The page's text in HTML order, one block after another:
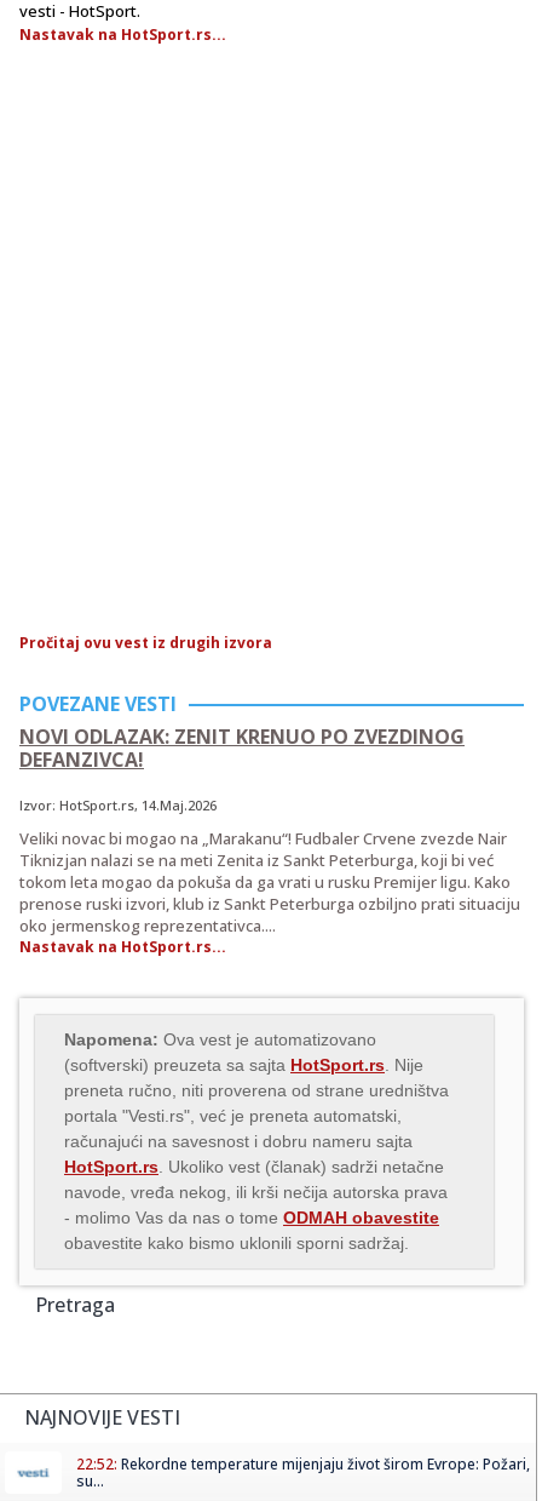
vesti - HotSport.
Nastavak na HotSport.rs...
Pročitaj ovu vest iz drugih izvora
POVEZANE VESTI
NOVI ODLAZAK: ZENIT KRENUO PO ZVEZDINOG
DEFANZIVCA!
Izvor: HotSport.rs, 14.Maj.2026
Veliki novac bi mogao na „Marakanu“! Fudbaler Crvene zvezde Nair
Tiknizjan nalazi se na meti Zenita iz Sankt Peterburga, koji bi već
tokom leta mogao da pokuša da ga vrati u rusku Premijer ligu. Kako
prenose ruski izvori, klub iz Sankt Peterburga ozbiljno prati situaciju
oko jermenskog reprezentativca....
Nastavak na HotSport.rs...
Napomena: Ova vest je automatizovano
(softverski) preuzeta sa sajta HotSport.rs . Nije
preneta ručno, niti proverena od strane uredništva
portala "Vesti.rs", već je preneta automatski,
računajući na savesnost i dobru nameru sajta
HotSport.rs . Ukoliko vest (članak) sadrži netačne
navode, vređa nekog, ili krši nečija autorska prava
- molimo Vas da nas o tome ODMAH obavestite
obavestite kako bismo uklonili sporni sadržaj.
Pretraga
NAJNOVIJE VESTI
22:52: Rekordne temperature mijenjaju život širom Evrope: Požari,
su...